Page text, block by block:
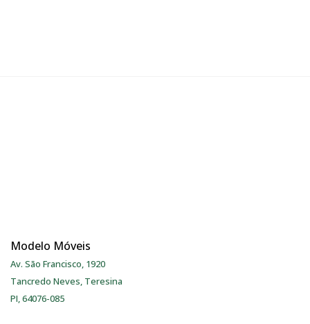
Modelo Móveis
Av. São Francisco, 1920
Tancredo Neves, Teresina
PI, 64076-085